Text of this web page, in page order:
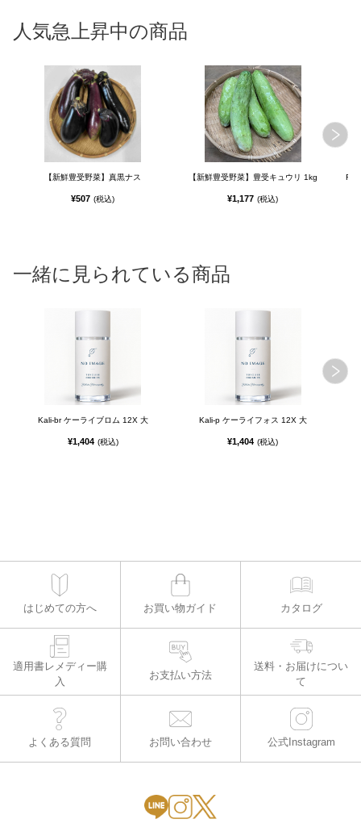
人気急上昇中の商品
【新鮮豊受野菜】真黒ナス
¥507 (税込)
【新鮮豊受野菜】豊受キュウリ 1kg
¥1,177 (税込)
一緒に見られている商品
Kali-br ケーライブロム 12X 大
¥1,404 (税込)
Kali-p ケーライフォス 12X 大
¥1,404 (税込)
はじめての方へ お買い物ガイド カタログ
適用書レメディー購
入
お支払い方法
よくある質問 お問い合わせ 公式Instagram